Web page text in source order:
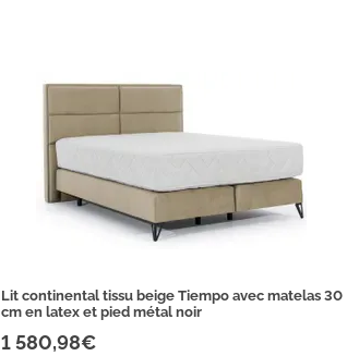
Lit continental tissu beige Tiempo avec matelas 30
cm en latex et pied métal noir
1 580,98€